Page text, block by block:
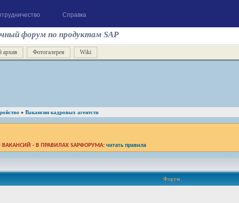
Справка
форум по продуктам SAP
архив Фотогалерея Wiki
» Вакансии кадровых агентств
- В ПРАВИЛАХ SAPФОРУМА: читать правила
Форум